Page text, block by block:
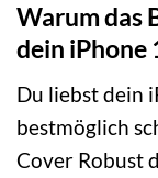
Warum das
dein iPhone
Du liebst dein
bestmöglich
Cover Robust